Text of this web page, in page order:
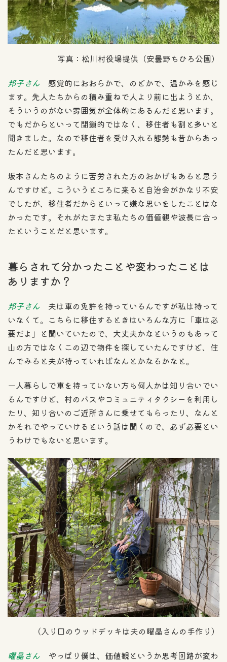
写真：松川村役場提供（安曇野ちひろ公園）
邦子さん 感覚的におおらかで、のどかで、温かみを感じ
ます。先人たちからの積み重ねで人より前に出ようとか、
そういうのがない雰囲気が全体的にあるんだと思います。
でもだからといって閉鎖的ではなく、移住者も割と多いと
聞きました。なので移住者を受け入れる態勢も昔からあっ
たんだと思います。
坂本さんたちのように苦労された方のおかげもあると思う
んですけど。こういうところに来ると自治会がかなり不安
でしたが、移住者だからといって嫌な思いをしたことはな
かったです。それがたまたま私たちの価値観や波長に合っ
たということだと思います。
暮らされて分かったことや変わったことは
ありますか？
邦子さん 夫は車の免許を持っているんですが私は持って
いなくて。こちらに移住するときはいろんな方に「車は必
要だよ」と聞いていたので、大丈夫かなというのもあって
山の方ではなくこの辺で物件を探していたんですけど、住
んでみると夫が持っていればなんとかなるかなと。
一人暮らしで車を持っていない方も何人かは知り合いでい
るんですけど、村のバスやコミュニティタクシーを利用し
たり、知り合いのご近所さんに乗せてもらったり、なんと
かそれでやっていけるという話は聞くので、必ず必要とい
うわけでもないと思います。
（入り口のウッドデッキは夫の曜晶さんの手作り）
曜晶さん やっぱり僕は、価値観というか思考回路が変わ